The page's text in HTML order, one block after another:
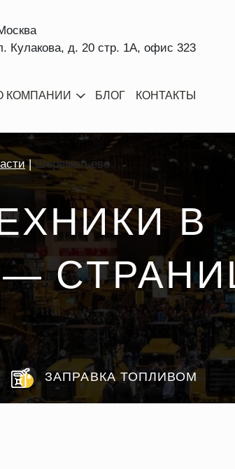
Кулакова, д. 20 стр. 1А, офис 323
КОМПАНИИ БЛОГ КОНТАКТЫ
Шереметьево
В
ЗАПРАВКА ТОПЛИВОМ